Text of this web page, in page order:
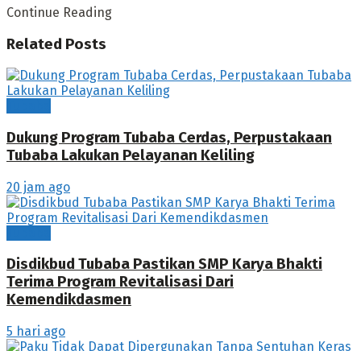
Continue Reading
Related Posts
Dukung Program Tubaba Cerdas, Perpustakaan
Tubaba Lakukan Pelayanan Keliling
20 jam ago
Disdikbud Tubaba Pastikan SMP Karya Bhakti
Terima Program Revitalisasi Dari
Kemendikdasmen
5 hari ago